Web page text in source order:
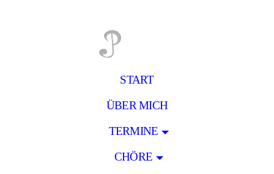
START
ÜBER MICH
TERMINE
CHÖRE